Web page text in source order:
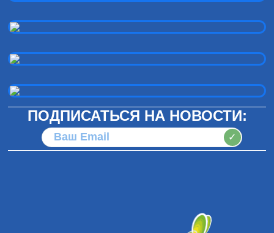
ПОДПИСАТЬСЯ НА НОВОСТИ:
✓